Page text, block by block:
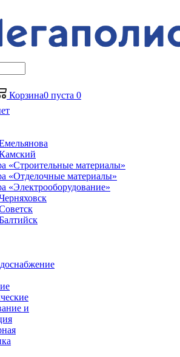
Корзина0 пуста 0
«Строительные материалы»
«Отделочные материалы»
«Электрооборудование»
и